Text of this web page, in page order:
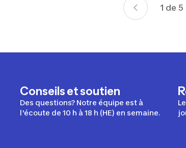
1 de 5
Conseils et soutien
Des questions? Notre équipe est à
l'écoute de 10 h à 18 h (HE) en semaine.